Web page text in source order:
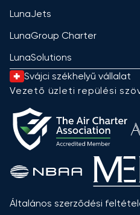
LunaJets
LunaGroup Charter
LunaSolutions
Svájci székhelyű vállalat
Vezető üzleti repülési
Általános szerződési